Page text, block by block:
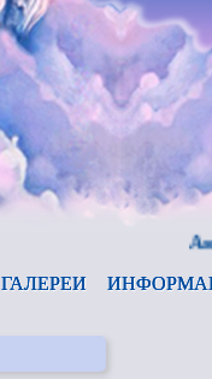
Анонс
ГАЛЕРЕИ